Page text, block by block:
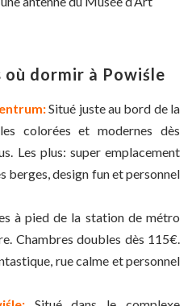
où dormir à Powiśle
Situé juste au bord de la
colorées et modernes dès
Les plus: super emplacement
berges, design fun et personnel
à pied de la station de métro
Chambres doubles dès 115€.
rue calme et personnel